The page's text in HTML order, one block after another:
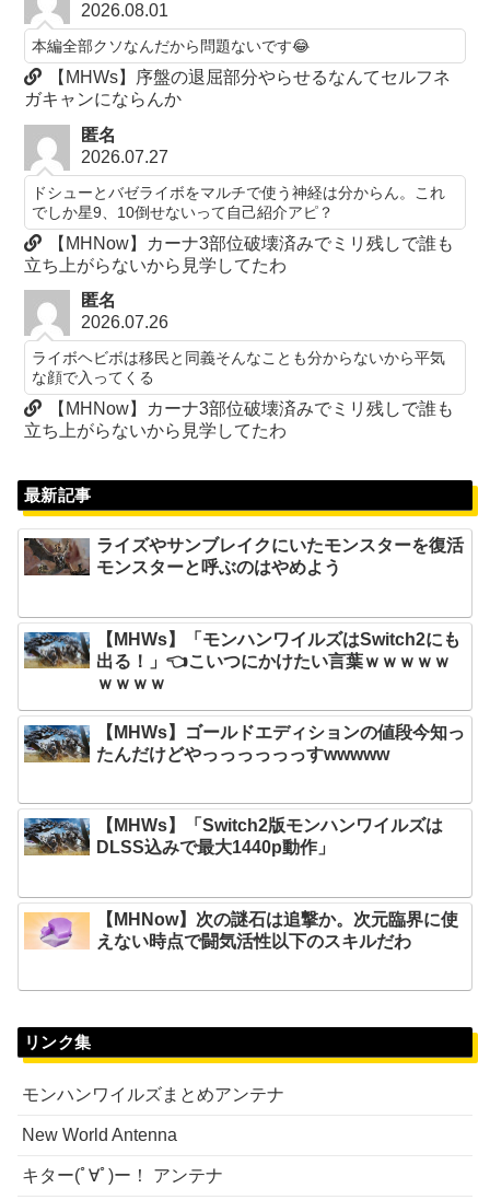
2026.08.01
本編全部クソなんだから問題ないです😂
【MHWs】序盤の退屈部分やらせるなんてセルフネ
ガキャンにならんか
匿名
2026.07.27
ドシューとバゼライボをマルチで使う神経は分からん。これ
でしか星9、10倒せないって自己紹介アピ？
【MHNow】カーナ3部位破壊済みでミリ残しで誰も
立ち上がらないから見学してたわ
匿名
2026.07.26
ライボヘビボは移民と同義そんなことも分からないから平気
な顔で入ってくる
【MHNow】カーナ3部位破壊済みでミリ残しで誰も
立ち上がらないから見学してたわ
最新記事
ライズやサンブレイクにいたモンスターを復活
モンスターと呼ぶのはやめよう
【MHWs】「モンハンワイルズはSwitch2にも
出る！」👈こいつにかけたい言葉ｗｗｗｗｗ
ｗｗｗｗ
【MHWs】ゴールドエディションの値段今知っ
たんだけどやっっっっっっすwwwww
【MHWs】「Switch2版モンハンワイルズは
DLSS込みで最大1440p動作」
【MHNow】次の謎石は追撃か。次元臨界に使
えない時点で闘気活性以下のスキルだわ
リンク集
モンハンワイルズまとめアンテナ
New World Antenna
キター(ﾟ∀ﾟ)ー！ アンテナ